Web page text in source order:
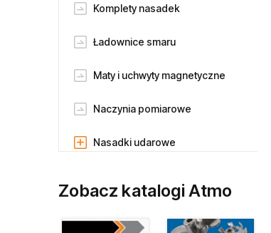
Komplety nasadek
Ładownice smaru
Maty i uchwyty magnetyczne
Naczynia pomiarowe
Nasadki udarowe
Zobacz katalogi Atmo